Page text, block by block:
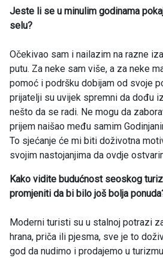
Jeste li se u minulim godinama
selu?
Očekivao sam i nailazim na razne
putu. Za neke sam više, a za neke
pomoć i podršku dobijam od svoje
prijatelji su uvijek spremni da dođu
nešto da se radi. Ne mogu da
prijem naišao među samim
To sjećanje će mi biti doživotna
svojim nastojanjima da ovdje
Kako vidite budućnost seoskog
promjeniti da bi bilo još bolja
Moderni turisti su u stalnoj potrazi
hrana, priča ili pjesma, sve je to
god da nudimo i prodajemo u